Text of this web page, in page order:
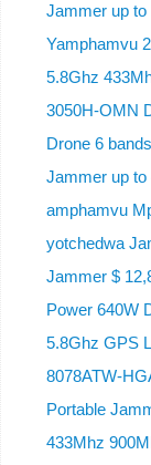
Jammer up
Yamphamvu
5.8Ghz
3050H-OMN
Drone 6
Jammer up to
amphamvu
yotchedwa
Jammer $
Power 640W
5.8Ghz GPS
8078ATW-
Portable
433Mhz